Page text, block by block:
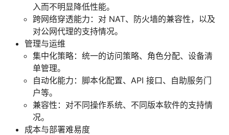
入而不明显降低性能。
跨网络穿透能力：对 NAT、防火墙的兼容性，以及
对公网代理的支持情况。
管理与运维
集中化策略：统一的访问策略、角色分配、设备清
单管理。
自动化能力：脚本化配置、API 接口、自助服务门
户等。
兼容性：对不同操作系统、不同版本软件的支持情
况。
成本与部署难易度